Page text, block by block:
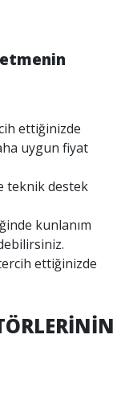
ettiğinizde
uygun fiyat
teknik destek
kunlanım
ettiğinizde